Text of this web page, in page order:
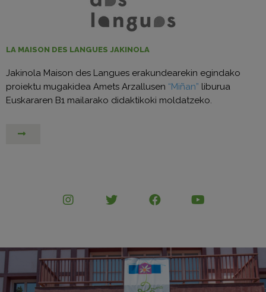
LA MAISON DES LANGUES JAKINOLA
Jakinola Maison des Langues erakundearekin egindako
proiektu mugakidea Amets Arzallusen “Miñan” liburua
Euskararen B1 mailarako didaktikoki moldatzeko.